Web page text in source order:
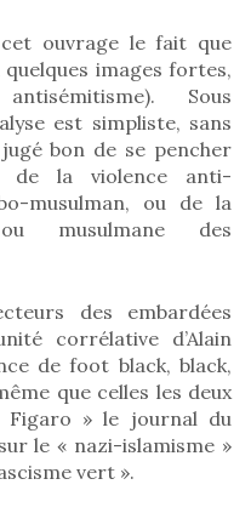
ouvrage le fait que
quelques images fortes,
Sous
est simpliste, sans
bon de se pencher
de la violence anti-
musulman, ou de la
musulmane des
des embardées
corrélative d’Alain
de foot black, black,
que celles les deux
Figaro » le journal du
le « nazi-islamisme »
vert ».